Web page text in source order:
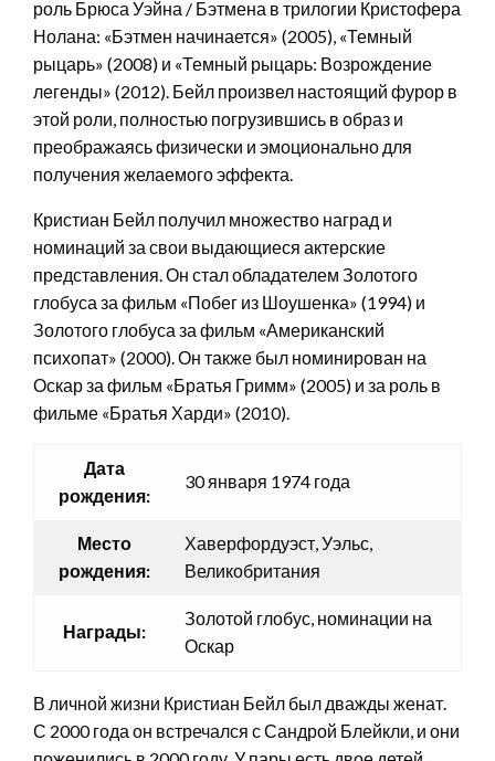
роль Брюса Уэйна / Бэтмена в трилогии Кристофера
Нолана: «Бэтмен начинается» (2005), «Темный
рыцарь» (2008) и «Темный рыцарь: Возрождение
легенды» (2012). Бейл произвел настоящий фурор в
этой роли, полностью погрузившись в образ и
преображаясь физически и эмоционально для
получения желаемого эффекта.
Кристиан Бейл получил множество наград и
номинаций за свои выдающиеся актерские
представления. Он стал обладателем Золотого
глобуса за фильм «Побег из Шоушенка» (1994) и
Золотого глобуса за фильм «Американский
психопат» (2000). Он также был номинирован на
Оскар за фильм «Братья Гримм» (2005) и за роль в
фильме «Братья Харди» (2010).
Дата
рождения:
30 января 1974 года
Место
рождения:
Хаверфордуэст, Уэльс,
Великобритания
Награды:
Золотой глобус, номинации на
Оскар
В личной жизни Кристиан Бейл был дважды женат.
С 2000 года он встречался с Сандрой Блейкли, и они